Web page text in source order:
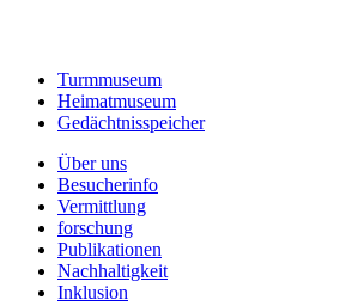
Turmmuseum
Heimatmuseum
Gedächtnisspeicher
Über uns
Besucherinfo
Vermittlung
forschung
Publikationen
Nachhaltigkeit
Inklusion